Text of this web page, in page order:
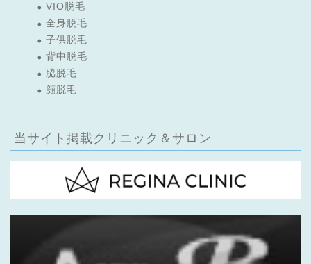
VIO脱毛
全身脱毛
子供脱毛
背中脱毛
脇脱毛
顔脱毛
当サイト掲載クリニック＆サロン